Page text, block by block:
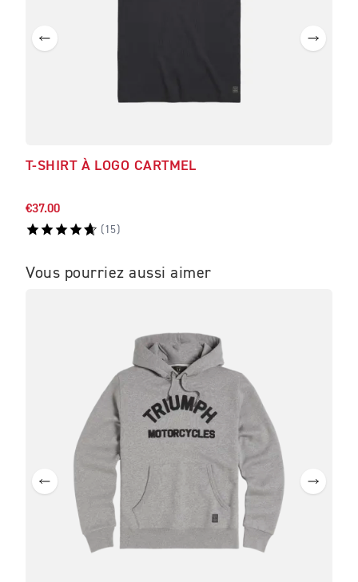
T-SHIRT À LOGO CARTMEL
€37.00
( 15)
Vous pourriez aussi aimer